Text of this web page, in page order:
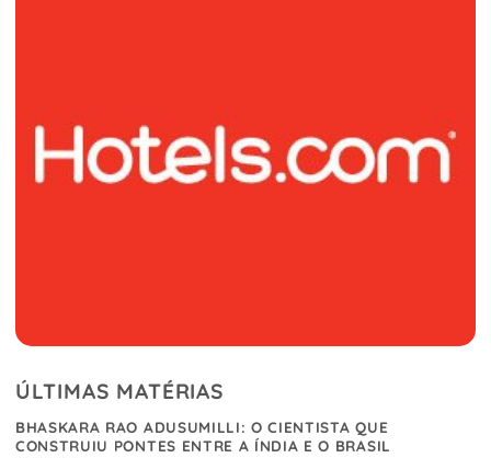
ÚLTIMAS MATÉRIAS
BHASKARA RAO ADUSUMILLI: O CIENTISTA QUE
CONSTRUIU PONTES ENTRE A ÍNDIA E O BRASIL